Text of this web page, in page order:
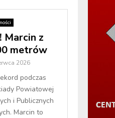
Marcin z
metrów
2026
podczas
Powiatowej
i Publicznych
Marcin to